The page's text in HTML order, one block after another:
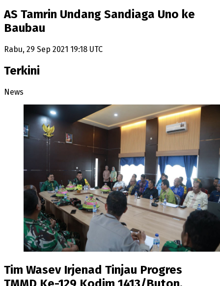
AS Tamrin Undang Sandiaga Uno ke
Baubau
Rabu, 29 Sep 2021 19:18 UTC
Terkini
News
Tim Wasev Irjenad Tinjau Progres